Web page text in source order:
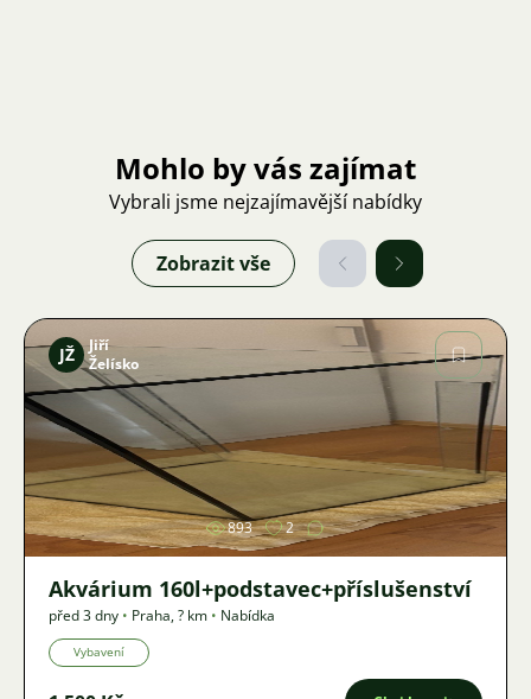
Mohlo by vás zajímat
Vybrali jsme nejzajímavější nabídky
Zobrazit vše
Obrázek
JŽ
Jiří
Želísko
893 2
Akvárium 160l+podstavec+příslušenství
před 3 dny • Praha,? km • Nabídka
Vybavení